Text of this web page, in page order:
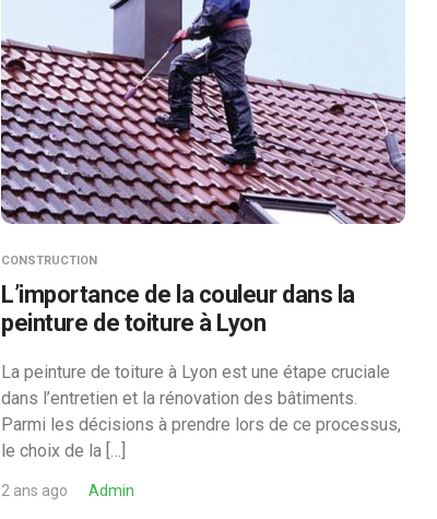
CONSTRUCTION
L’importance de la couleur dans la
peinture de toiture à Lyon
La peinture de toiture à Lyon est une étape cruciale
dans l’entretien et la rénovation des bâtiments.
Parmi les décisions à prendre lors de ce processus,
le choix de la […]
2 ans ago Admin